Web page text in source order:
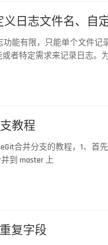
义日志文件名、自
功能有限，只能单个文件
者特定需求来记录日志。
教程
合并分支的教程，1、首
到 master 上
复字段